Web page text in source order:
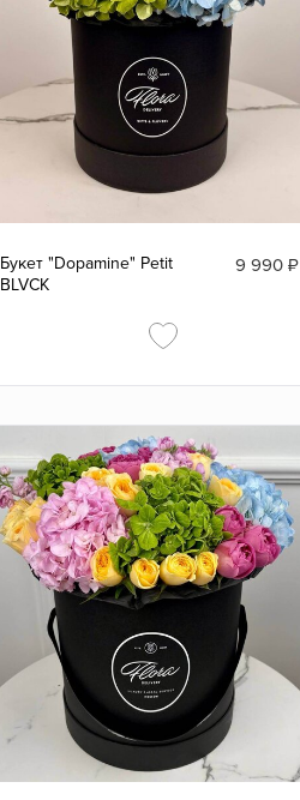
Букет "Dopamine" Petit
BLVCK
9 990₽